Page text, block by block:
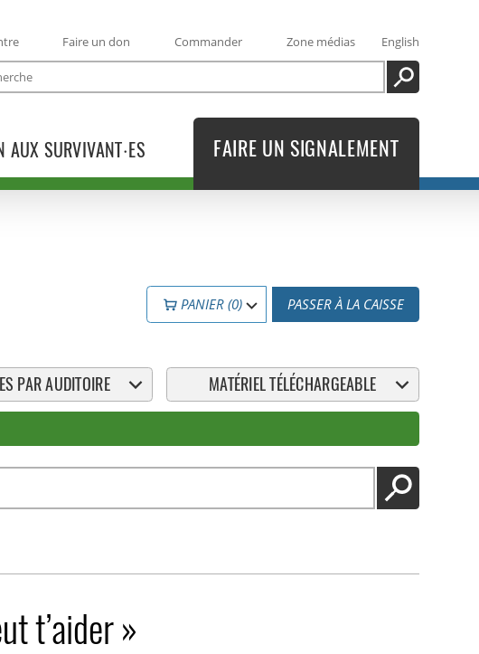
AUX SURVIVANT·ES
Faire un don Commander Zone médias
English
RECHERCHE
FAIRE UN SIGNALEMENT
PANIER (0) PASSER À LA CAISSE
PAR AUDITOIRE MATÉRIEL TÉLÉCHARGEABLE
LANCER
t’aider »